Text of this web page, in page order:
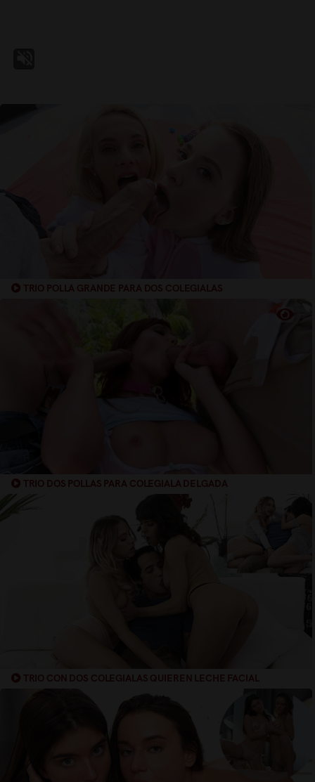
TRIO POLLA GRANDE PARA DOS COLEGIALAS
TRIO DOS POLLAS PARA COLEGIALA DELGADA
TRIO CON DOS COLEGIALAS QUIEREN LECHE FACIAL